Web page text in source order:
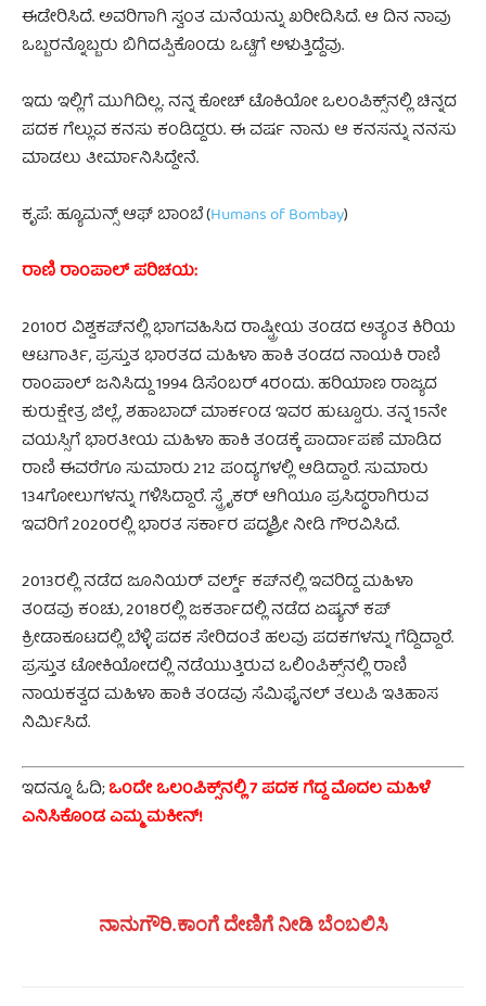
ಈಡೇರಿಸಿದೆ. ಅವರಿಗಾಗಿ ಸ್ವಂತ ಮನೆಯನ್ನು ಖರೀದಿಸಿದೆ. ಆ ದಿನ ನಾವು
ಒಬ್ಬರನ್ನೊಬ್ಬರು ಬಿಗಿದಪ್ಪಿಕೊಂಡು ಒಟ್ಟಿಗೆ ಅಳುತ್ತಿದ್ದೆವು.
ಇದು ಇಲ್ಲಿಗೆ ಮುಗಿದಿಲ್ಲ. ನನ್ನ ಕೋಚ್‌ ಟೊಕಿಯೋ ಒಲಂಪಿಕ್ಸ್‌ನಲ್ಲಿ ಚಿನ್ನದ
ಪದಕ ಗೆಲ್ಲುವ ಕನಸು ಕಂಡಿದ್ದರು. ಈ ವರ್ಷ ನಾನು ಆ ಕನಸನ್ನು ನನಸು
ಮಾಡಲು ತೀರ್ಮಾನಿಸಿದ್ದೇನೆ.
ಕೃಪೆ: ಹ್ಯೂಮನ್ಸ್‌ ಆಫ್‌ ಬಾಂಬೆ (Humans of Bombay)
ರಾಣಿ ರಾಂಪಾಲ್‌ ಪರಿಚಯ:
2010ರ ವಿಶ್ವಕಪ್‌ನಲ್ಲಿ ಭಾಗವಹಿಸಿದ ರಾಷ್ಟ್ರೀಯ ತಂಡದ ಅತ್ಯಂತ ಕಿರಿಯ
ಆಟಗಾರ್ತಿ, ಪ್ರಸ್ತುತ ಭಾರತದ ಮಹಿಳಾ ಹಾಕಿ ತಂಡದ ನಾಯಕಿ ರಾಣಿ
ರಾಂಪಾಲ್‌ ಜನಿಸಿದ್ದು 1994 ಡಿಸೆಂಬರ್‌ 4ರಂದು. ಹರಿಯಾಣ ರಾಜ್ಯದ
ಕುರುಕ್ಷೇತ್ರ ಜಿಲ್ಲೆ, ಶಹಾಬಾದ್‌ ಮಾರ್ಕಂಡ ಇವರ ಹುಟ್ಟೂರು. ತನ್ನ 15ನೇ
ವಯಸ್ಸಿಗೆ ಭಾರತೀಯ ಮಹಿಳಾ ಹಾಕಿ ತಂಡಕ್ಕೆ ಪಾರ್ದಾಪಣೆ ಮಾಡಿದ
ರಾಣಿ ಈವರೆಗೂ ಸುಮಾರು 212 ಪಂದ್ಯಗಳಲ್ಲಿ ಆಡಿದ್ದಾರೆ. ಸುಮಾರು
134ಗೋಲುಗಳನ್ನು ಗಳಿಸಿದ್ದಾರೆ. ಸ್ಟ್ರೈಕರ್‌ ಆಗಿಯೂ ಪ್ರಸಿದ್ಧರಾಗಿರುವ
ಇವರಿಗೆ 2020ರಲ್ಲಿ ಭಾರತ ಸರ್ಕಾರ ಪದ್ಮಶ್ರೀ ನೀಡಿ ಗೌರವಿಸಿದೆ.
2013ರಲ್ಲಿ ನಡೆದ ಜೂನಿಯರ್‌ ವರ್ಲ್ಡ್‌ ಕಪ್‌ನಲ್ಲಿ ಇವರಿದ್ದ ಮಹಿಳಾ
ತಂಡವು ಕಂಚು, 2018ರಲ್ಲಿ ಜಕರ್ತಾದಲ್ಲಿ ನಡೆದ ಏಷ್ಯನ್‌ ಕಪ್‌
ಕ್ರೀಡಾಕೂಟದಲ್ಲಿ ಬೆಳ್ಳಿ ಪದಕ ಸೇರಿದಂತೆ ಹಲವು ಪದಕಗಳನ್ನು ಗೆದ್ದಿದ್ದಾರೆ.
ಪ್ರಸ್ತುತ ಟೋಕಿಯೋದಲ್ಲಿ ನಡೆಯುತ್ತಿರುವ ಒಲಿಂಪಿಕ್ಸ್‌ನಲ್ಲಿ ರಾಣಿ
ನಾಯಕತ್ವದ ಮಹಿಳಾ ಹಾಕಿ ತಂಡವು ಸೆಮಿಫೈನಲ್‌ ತಲುಪಿ ಇತಿಹಾಸ
ನಿರ್ಮಿಸಿದೆ.
ಇದನ್ನೂ ಓದಿ;ಒಂದೇ ಒಲಂಪಿಕ್ಸ್‌ನಲ್ಲಿ 7 ಪದಕ ಗೆದ್ದ ಮೊದಲ ಮಹಿಳೆ
ಎನಿಸಿಕೊಂಡ ಎಮ್ಮ ಮಕೀನ್!
ನಾನುಗೌರಿ.ಕಾಂಗೆ ದೇಣಿಗೆ ನೀಡಿ ಬೆಂಬಲಿಸಿ